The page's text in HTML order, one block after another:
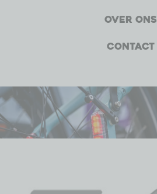
Over ons
Contact